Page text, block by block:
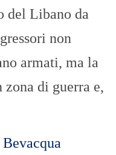
del Libano da
non
armati, ma la
zona di guerra e,